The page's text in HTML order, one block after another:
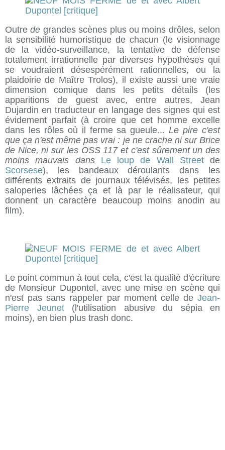
Outre de grandes scènes plus ou moins drôles, selon
la sensibilité humoristique de chacun (le visionnage
de la vidéo-surveillance, la tentative de défense
totalement irrationnelle par diverses hypothèses qui
se voudraient désespérément rationnelles, ou la
plaidoirie de Maître Trolos), il existe aussi une vraie
dimension comique dans les petits détails (les
apparitions de guest avec, entre autres, Jean
Dujardin en traducteur en langage des signes qui est
évidement parfait (à croire que cet homme excelle
dans les rôles où il ferme sa gueule...Le pire c'est
que ça n'est même pas vrai : je ne crache ni sur Brice
de Nice, ni sur les OSS 117 et c'est sûrement un des
moins mauvais dans Le loup de Wall Street de
Scorsese), les bandeaux déroulants dans les
différents extraits de journaux télévisés, les petites
saloperies lâchées ça et là par le réalisateur, qui
donnent un caractère beaucoup moins anodin au
film).
Le point commun à tout cela, c'est la qualité d'écriture
de Monsieur Dupontel, avec une mise en scène qui
n'est pas sans rappeler par moment celle de Jean-
Pierre Jeunet (l'utilisation abusive du sépia en
moins), en bien plus trash donc.